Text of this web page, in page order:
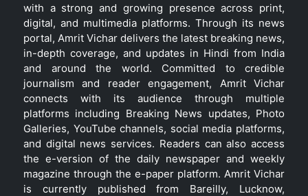
with a strong and growing presence across print,
digital, and multimedia platforms. Through its news
portal, Amrit Vichar delivers the latest breaking news,
in-depth coverage, and updates in Hindi from India
and around the world. Committed to credible
journalism and reader engagement, Amrit Vichar
connects with its audience through multiple
platforms including Breaking News updates, Photo
Galleries, YouTube channels, social media platforms,
and digital news services. Readers can also access
the e-version of the daily newspaper and weekly
magazine through the e-paper platform. Amrit Vichar
is currently published from Bareilly, Lucknow,